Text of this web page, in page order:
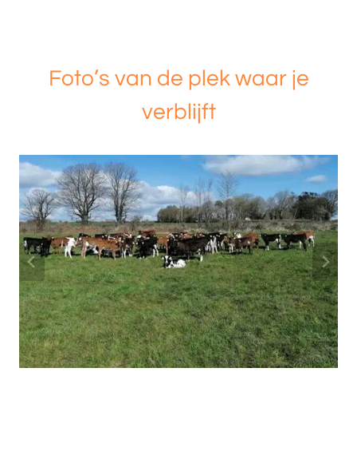
Foto’s van de plek waar je
verblijft